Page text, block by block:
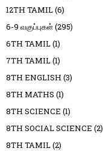
12TH TAMIL(6)
6-9 வகுப்புகள்(295)
6TH TAMIL(1)
7TH TAMIL(1)
8TH ENGLISH (3)
8TH MATHS (1)
8TH SCIENCE (1)
8TH SOCIAL SCIENCE (2)
8TH TAMIL(2)